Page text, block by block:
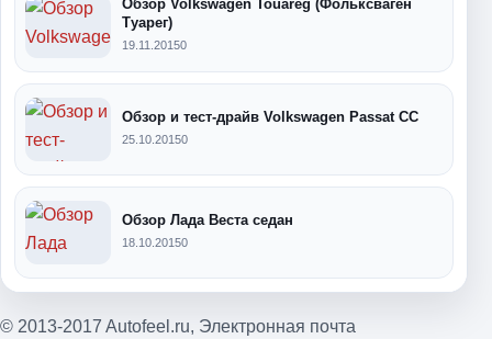
Обзор Volkswagen Touareg (Фольксваген
Туарег)
19.11.20150
Обзор и тест-драйв Volkswagen Passat CC
25.10.20150
Обзор Лада Веста седан
18.10.20150
© 2013-2017 Autofeel.ru, Электронная почта